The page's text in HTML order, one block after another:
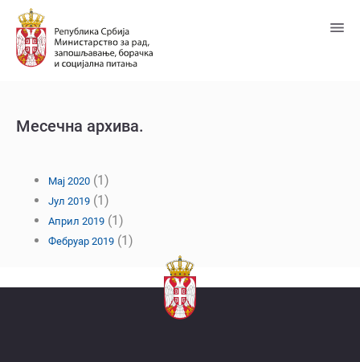
Пређи
главни
садржај
Месечна архива.
Мај 2020 (1)
Јул 2019 (1)
Април 2019 (1)
Фебруар 2019 (1)